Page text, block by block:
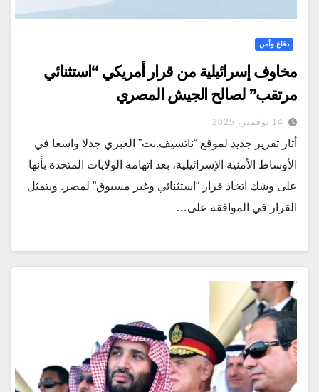
دفاع وأمن
مخاوف إسرائيلية من قرار أمريكي “استثنائي
مرتقب” لصالح الجيش المصري
14 نوفمبر، 2025
أثار تقرير جديد لموقع “ناتسيف.نت” العبري جدلا واسعا في
الأوساط الأمنية الإسرائيلية، بعد اتهامه الولايات المتحدة بأنها
على وشك اتخاذ قرار “استثنائي وغير مسبوق” لمصر. ويتمثل
القرار في الموافقة على…